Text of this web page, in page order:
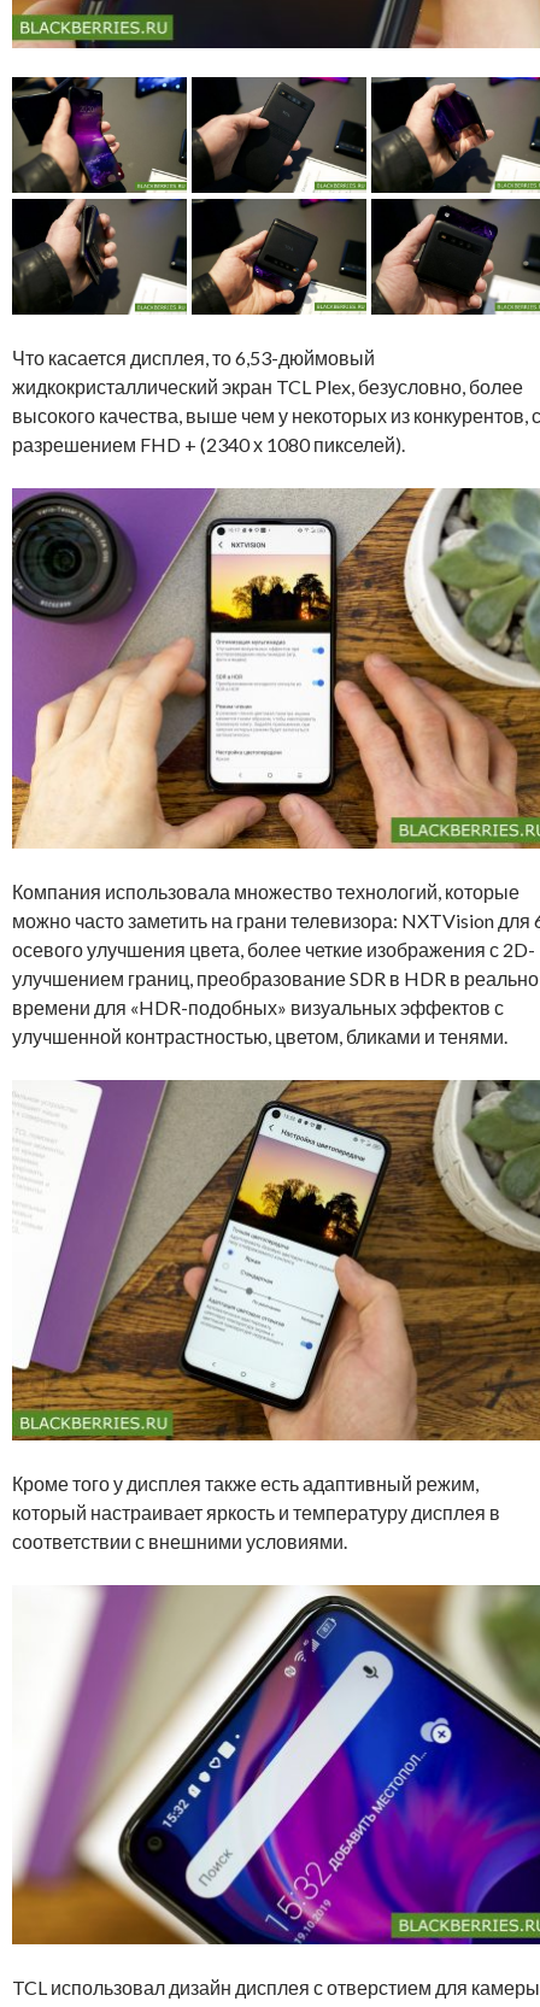
Что касается дисплея, то 6,53-дюймовый
жидкокристаллический экран TCL Plex, безусловно, более
высокого качества, выше чем у некоторых из конкурентов, с
разрешением FHD + (2340 х 1080 пикселей).
Компания использовала множество технологий, которые
можно часто заметить на грани телевизора: NXTVision для
осевого улучшения цвета, более четкие изображения с 2D-
улучшением границ, преобразование SDR в HDR в
времени для «HDR-подобных» визуальных эффектов с
улучшенной контрастностью, цветом, бликами и тенями.
Кроме того у дисплея также есть адаптивный режим,
который настраивает яркость и температуру дисплея в
соответствии с внешними условиями.
TCL использовал дизайн дисплея с отверстием для камеры